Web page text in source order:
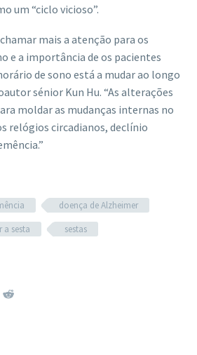
um “ciclo vicioso”.
mais a atenção para os
e a importância de os pacientes
de sono está a mudar ao longo
sénior Kun Hu. “As alterações
moldar as mudanças internas no
relógios circadianos, declínio
doença de Alzheimer
a sesta
sestas